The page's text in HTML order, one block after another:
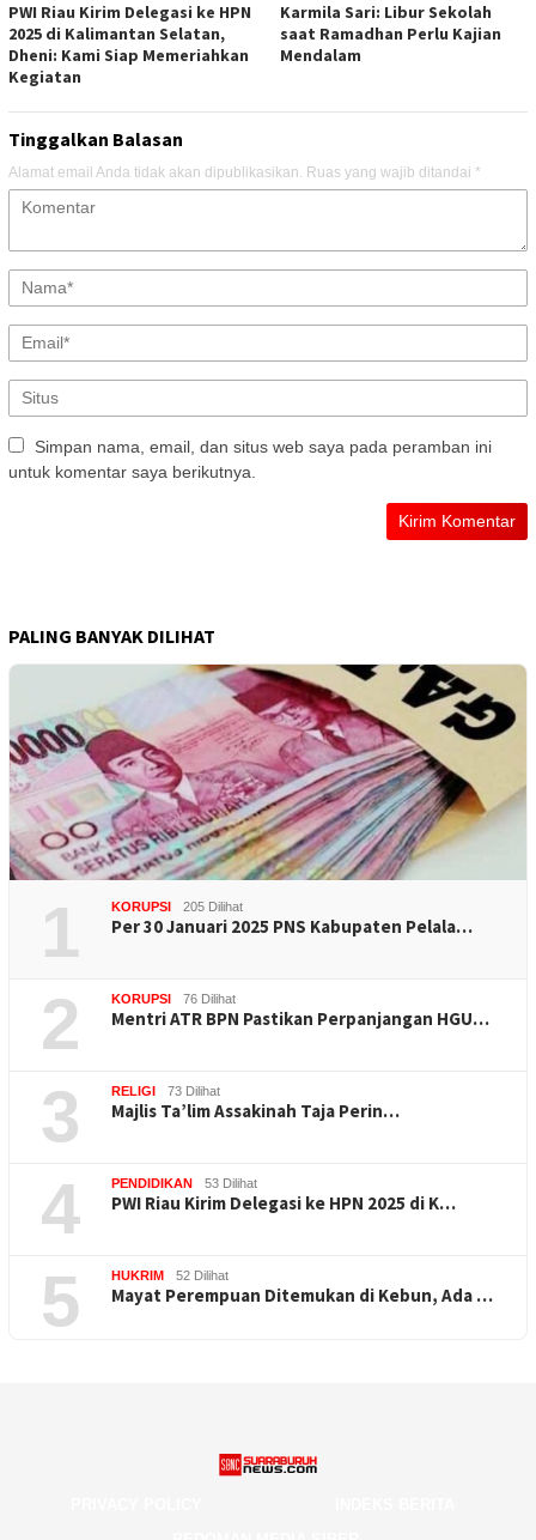
PWI Riau Kirim Delegasi ke HPN
2025 di Kalimantan Selatan,
Dheni: Kami Siap Memeriahkan
Kegiatan
Karmila Sari: Libur Sekolah
saat Ramadhan Perlu Kajian
Mendalam
Tinggalkan Balasan
Alamat email Anda tidak akan dipublikasikan. Ruas yang wajib ditandai *
Simpan nama, email, dan situs web saya pada peramban ini
untuk komentar saya berikutnya.
PALING BANYAK DILIHAT
1 KORUPSI 205 Dilihat
Per 30 Januari 2025 PNS Kabupaten Pelala…
2 KORUPSI 76 Dilihat
Mentri ATR BPN Pastikan Perpanjangan HGU…
3 RELIGI 73 Dilihat
Majlis Ta’lim Assakinah Taja Perin…
4 PENDIDIKAN 53 Dilihat
PWI Riau Kirim Delegasi ke HPN 2025 di K…
5 HUKRIM 52 Dilihat
Mayat Perempuan Ditemukan di Kebun, Ada …